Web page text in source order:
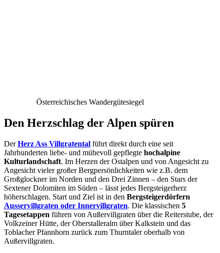
Österreichisches Wandergütesiegel
Den Herzschlag der Alpen spüren
DerHerz Ass Villgratental führt direkt durch eine seit
Jahrhunderten liebe- und mühevoll gepflegte hochalpine
Kulturlandschaft. Im Herzen der Ostalpen und von Angesicht zu
Angesicht vieler großer Bergpersönlichkeiten wie z.B. dem
Großglockner im Norden und den Drei Zinnen – den Stars der
Sextener Dolomiten im Süden – lässt jedes Bergsteigerherz
höherschlagen. Start und Ziel ist in den Bergsteigerdörfern
Ausservillgraten oder Innervillgraten. Die klassischen 5
Tagesetappen führen von Außervillgraten über die Reiterstube, der
Volkzeiner Hütte, der Oberstalleralm über Kalkstein und das
Toblacher Pfannhorn zurück zum Thurntaler oberhalb von
Außervillgraten.